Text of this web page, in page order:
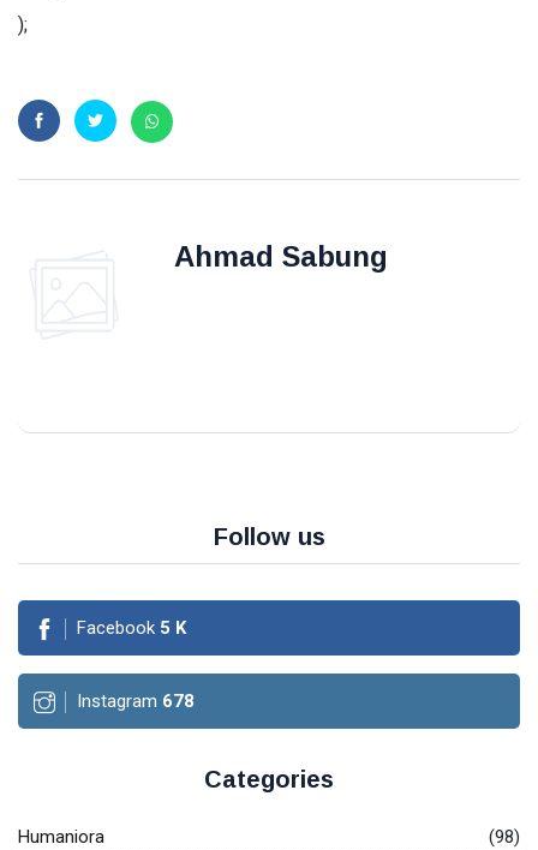
);
Ahmad Sabung
Follow us
Facebook 5 K
Instagram 678
Categories
Humaniora
(98)